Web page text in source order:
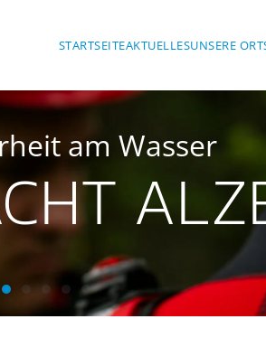
STARTSEITEAKTUELLESUNSERE
am Wasser
Wasserwacht Alzenau
Wasserwacht Alzenau
Wasserwacht Alzenau
Wasserwacht Alzenau
Wasserwacht Alzenau